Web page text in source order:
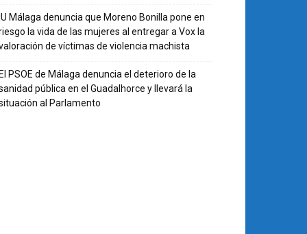
Málaga denuncia que Moreno Bonilla pone en
la vida de las mujeres al entregar a Vox la
de víctimas de violencia machista
PSOE de Málaga denuncia el deterioro de la
pública en el Guadalhorce y llevará la
al Parlamento